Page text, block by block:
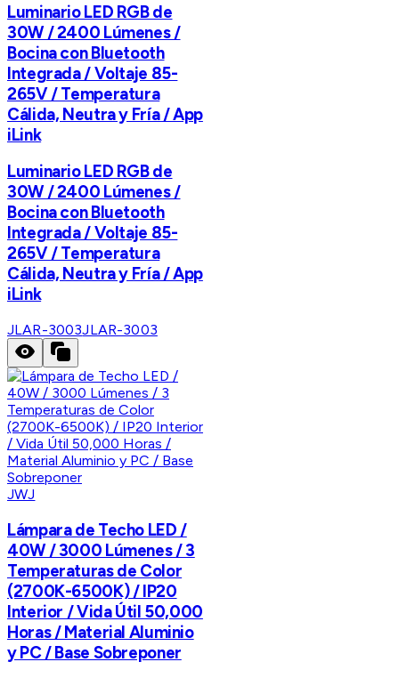
Luminario LED RGB de
30W / 2400 Lúmenes /
Bocina con Bluetooth
Integrada / Voltaje 85-
265V / Temperatura
Cálida, Neutra y Fría / App
iLink
Luminario LED RGB de
30W / 2400 Lúmenes /
Bocina con Bluetooth
Integrada / Voltaje 85-
265V / Temperatura
Cálida, Neutra y Fría / App
iLink
JLAR-3003JLAR-3003
JWJ
Lámpara de Techo LED /
40W / 3000 Lúmenes / 3
Temperaturas de Color
(2700K-6500K) / IP20
Interior / Vida Útil 50,000
Horas / Material Aluminio
y PC / Base Sobreponer